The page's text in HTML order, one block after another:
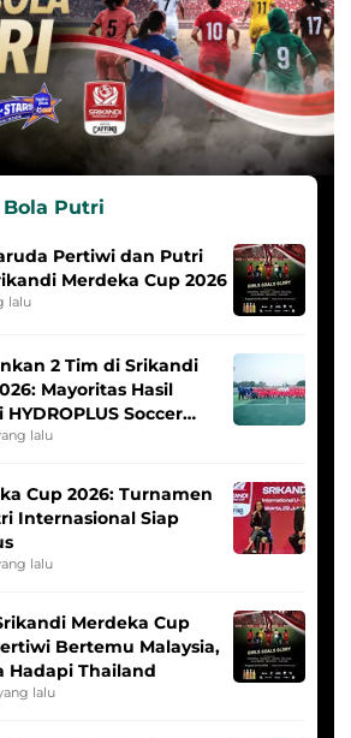
Putri
Pertiwi dan Putri
Merdeka Cup 2026
lalu
2 Tim di Srikandi
Mayoritas Hasil
Soccer
lalu
Cup 2026: Turnamen
Internasional Siap
lalu
Merdeka Cup
Bertemu Malaysia,
Hadapi Thailand
lalu